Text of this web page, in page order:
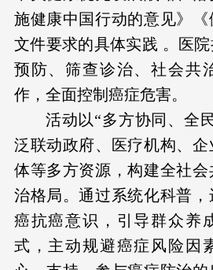
施健康中国行动的意见》
文件要求的具体实践 。医
预防、筛查诊治、社会共
作，全面控制癌症危害。
活动以“多方协同、全
泛联动政府、医疗机构、
体等多方资源，构建全社
治格局。通过系统化科普
癌抗癌意识，引导群众养
式，主动规避癌症风险因